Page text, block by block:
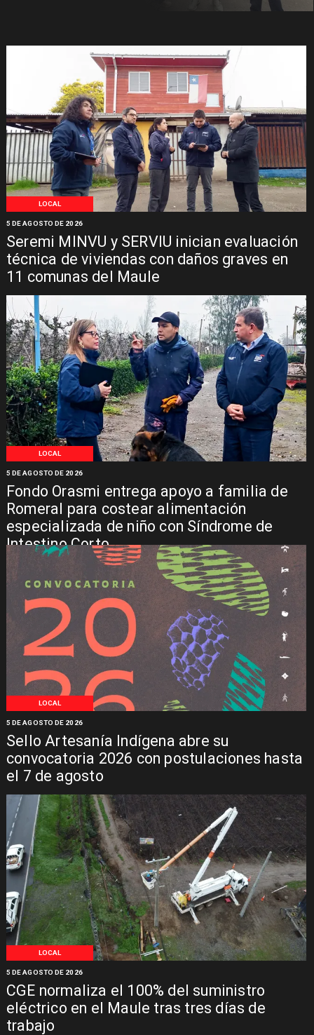
LOCAL
Seremi MINVU y SERVIU inician evaluación
técnica de viviendas con daños graves en
11 comunas del Maule
5 DE AGOSTO DE 2026
LOCAL
Fondo Orasmi entrega apoyo a familia de
Romeral para costear alimentación
especializada de niño con Síndrome de
Intestino Corto
5 DE AGOSTO DE 2026
LOCAL
Sello Artesanía Indígena abre su
convocatoria 2026 con postulaciones hasta
el 7 de agosto
5 DE AGOSTO DE 2026
LOCAL
CGE normaliza el 100% del suministro
eléctrico en el Maule tras tres días de
trabajo
5 DE AGOSTO DE 2026